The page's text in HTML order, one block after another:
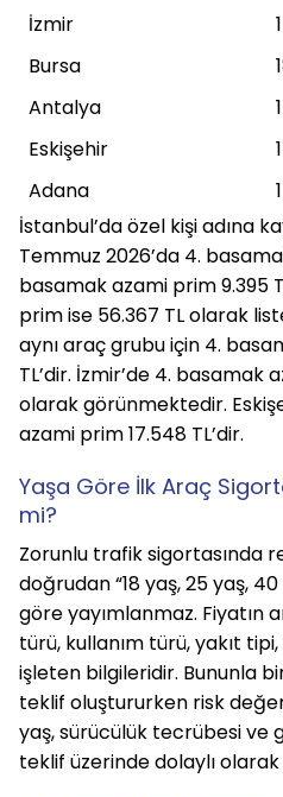
İzmir
Bursa
Antalya
Eskişehir
Adana
İstanbul’da özel kişi adına
Temmuz 2026’da 4.
basamak azami prim 9.395
prim ise 56.367 TL olarak
aynı araç grubu için 4.
TL’dir. İzmir’de 4. basamak
olarak görünmektedir.
azami prim 17.548 TL’dir.
Yaşa Göre İlk Araç
mi?
Zorunlu trafik sigortasında
doğrudan “18 yaş, 25 yaş, 40
göre yayımlanmaz. Fiyatın
türü, kullanım türü, yakıt
işleten bilgileridir. Bununla
teklif oluştururken risk
yaş, sürücülük tecrübesi ve
teklif üzerinde dolaylı